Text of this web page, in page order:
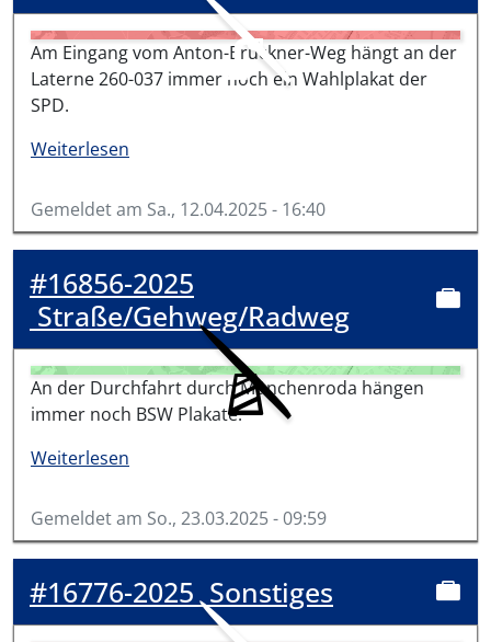
Am Eingang vom Anton-Bruckner-Weg hängt an der
Laterne 260-037 immer noch ein Wahlplakat der
SPD.
Weiterlesen
Gemeldet am Sa., 12.04.2025 - 16:40
#16856-2025
Straße/Gehweg/Radweg
An der Durchfahrt durch Münchenroda hängen
immer noch BSW Plakate.
Weiterlesen
Gemeldet am So., 23.03.2025 - 09:59
#16776-2025Sonstiges